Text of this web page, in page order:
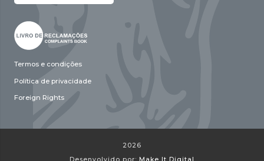
Termos e condições
Política de privacidade
Foreign Rights
2026